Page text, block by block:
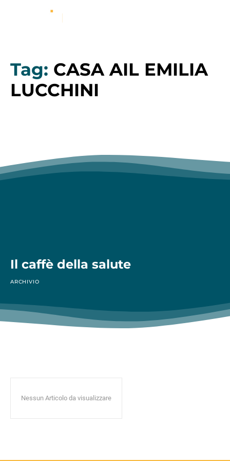
Tag: CASA AIL EMILIA
LUCCHINI
Il caffè della salute
ARCHIVIO
Nessun Articolo da visualizzare